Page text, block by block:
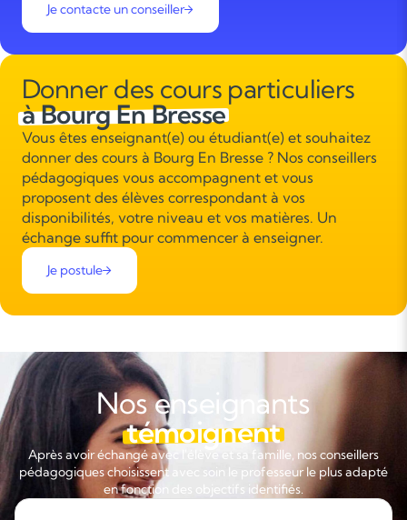
Je contacte un conseiller
Donner des cours particuliers
à Bourg En Bresse
Vous êtes enseignant(e) ou étudiant(e) et souhaitez
donner des cours à Bourg En Bresse ? Nos conseillers
pédagogiques vous accompagnent et vous
proposent des élèves correspondant à vos
disponibilités, votre niveau et vos matières. Un
échange suffit pour commencer à enseigner.
Je postule
Nos enseignants
témoignent
Après avoir échangé avec l'élève et sa famille, nos conseillers
pédagogiques choisissent avec soin le professeur le plus adapté
en fonction des objectifs identifiés.